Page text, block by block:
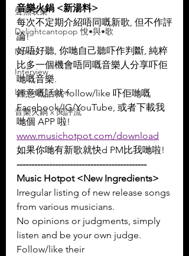
聲無哀樂
Delightcantopop 悅•與•歌
Music
Interview
Leoxavi Lesson
音樂火鍋 x 閱評流
音樂火鍋 <新湯料>
每次不定期介紹唔同嘅新歌, 但不作評
論!
好唔好聽, 你哋自己聽吓作判斷, 純粹
比多一個機會唔同嘅音樂人分享吓佢
哋嘅音樂.
鍾意嘅話就 follow/like 吓佢哋嘅
Facebook/IG/YouTube, 或者下載我
哋個 APP 啦!
www.musichotpot.com/download
如果你哋有新歌就快d PM比我哋啦!
--------------------------------------------
Music Hotpot <New Ingredients>
Irregular listing of new release songs
from various musicians.
No opinions or judgments, simply
listen and be your own judge.
Follow/like their